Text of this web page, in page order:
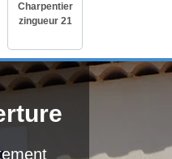
Charpentier
zingueur 21